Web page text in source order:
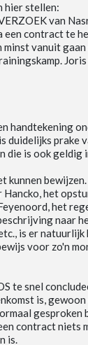
hier stellen:
van
een contract te
minst vanuit
Joris
handtekening
duidelijks prake
die is ook geldig
kunnen
het
het
naar
is er natuurlijk
voor zo'n
te snel
is,
gesproken
contract niets
is.